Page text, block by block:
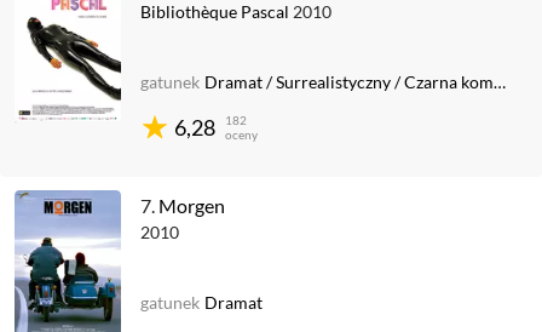
Bibliothèque Pascal 2010
6,28
182
oceny
gatunek Dramat/Surrealistyczny/Czarna komedia
7. Morgen
2010
gatunek Dramat